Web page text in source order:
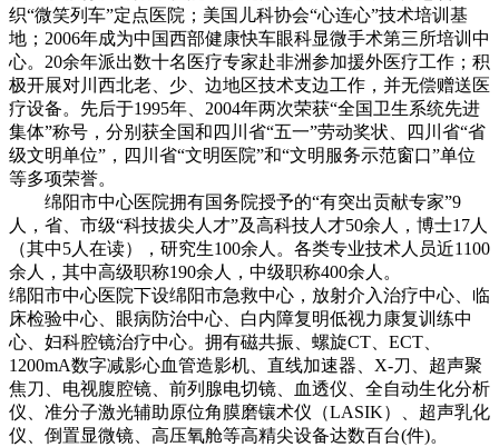
织“微笑列车”定点医院；美国儿科协会“心连心”技术培训基
地；2006年成为中国西部健康快车眼科显微手术第三所培训中
心。20余年派出数十名医疗专家赴非洲参加援外医疗工作；积
极开展对川西北老、少、边地区技术支边工作，并无偿赠送医
疗设备。先后于1995年、2004年两次荣获“全国卫生系统先进
集体”称号，分别获全国和四川省“五一”劳动奖状、四川省“省
级文明单位”，四川省“文明医院”和“文明服务示范窗口”单位
等多项荣誉。
绵阳市中心医院拥有国务院授予的“有突出贡献专家”9
人，省、市级“科技拔尖人才”及高科技人才50余人，博士17人
（其中5人在读），研究生100余人。各类专业技术人员近1100
余人，其中高级职称190余人，中级职称400余人。
绵阳市中心医院下设绵阳市急救中心，放射介入治疗中心、临
床检验中心、眼病防治中心、白内障复明低视力康复训练中
心、妇科腔镜治疗中心。拥有磁共振、螺旋CT、ECT、
1200mA数字减影心血管造影机、直线加速器、X-刀、超声聚
焦刀、电视腹腔镜、前列腺电切镜、血透仪、全自动生化分析
仪、准分子激光辅助原位角膜磨镶术仪（LASIK）、超声乳化
仪、倒置显微镜、高压氧舱等高精尖设备达数百台(件)。